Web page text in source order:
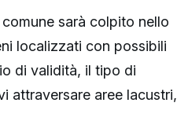
sarà colpito nello
localizzati con possibili
di validità, il tipo di
attraversare aree lacustri,